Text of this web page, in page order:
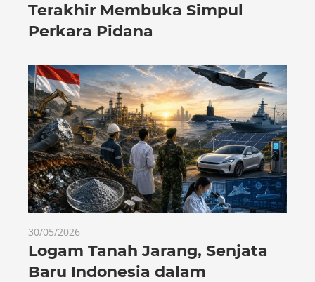
Terakhir Membuka Simpul
Perkara Pidana
30/05/2026
Logam Tanah Jarang, Senjata
Baru Indonesia dalam